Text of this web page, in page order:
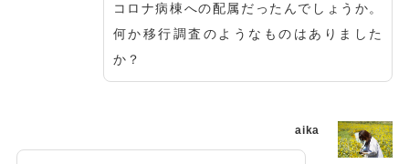
コロナ病棟への配属だったんでしょうか。
何か移行調査のようなものはありました
か？
aika